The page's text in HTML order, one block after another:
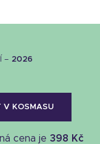
– 2026
V KOSMASU
cena je 398 Kč